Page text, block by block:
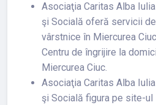
Asociaţia Caritas Alba
şi Socială oferă servicii
vârstnice în Miercurea
Centru de îngrijire la
Miercurea Ciuc.
Asociaţia Caritas Alba
şi Socială figura pe site-